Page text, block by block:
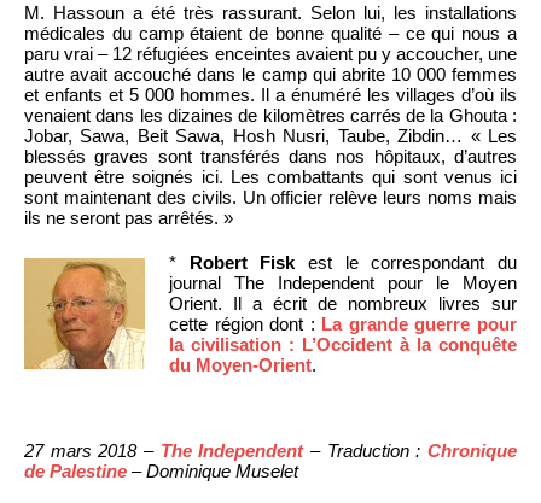
M. Hassoun a été très rassurant. Selon lui, les installations
médicales du camp étaient de bonne qualité – ce qui nous a
paru vrai – 12 réfugiées enceintes avaient pu y accoucher, une
autre avait accouché dans le camp qui abrite 10 000 femmes
et enfants et 5 000 hommes. Il a énuméré les villages d’où ils
venaient dans les dizaines de kilomètres carrés de la Ghouta :
Jobar, Sawa, Beit Sawa, Hosh Nusri, Taube, Zibdin… « Les
blessés graves sont transférés dans nos hôpitaux, d’autres
peuvent être soignés ici. Les combattants qui sont venus ici
sont maintenant des civils. Un officier relève leurs noms mais
ils ne seront pas arrêtés. »
* Robert Fisk est le correspondant du
journal The Independent pour le Moyen
Orient. Il a écrit de nombreux livres sur
cette région dont : La grande guerre pour
la civilisation : L’Occident à la conquête
du Moyen-Orient.
27 mars 2018 – The Independent– Traduction :Chronique
de Palestine – Dominique Muselet